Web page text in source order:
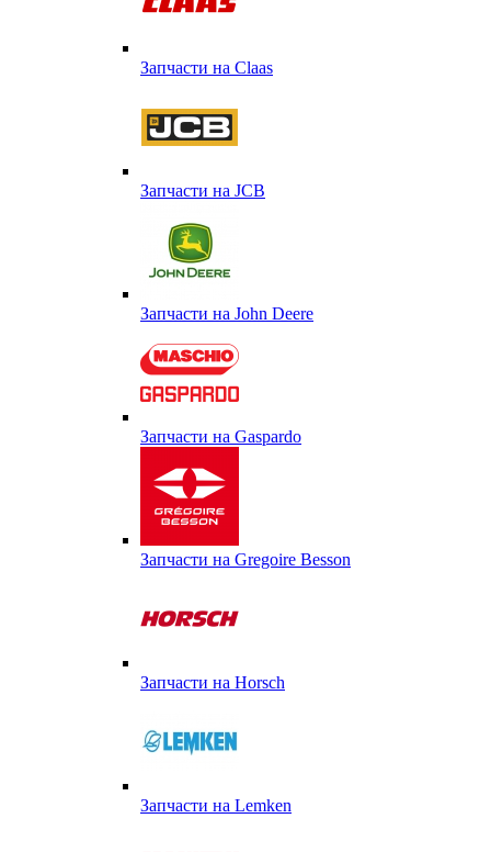
Запчасти на Сlaas
Запчасти на JCB
Запчасти на John Deere
Запчасти на Gaspardo
Запчасти на Gregoire Besson
Запчасти на Horsch
Запчасти на Lemken